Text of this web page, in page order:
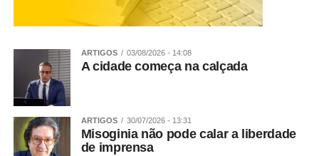
ARTIGOS 03/08/2026 - 14:08
A cidade começa na calçada
ARTIGOS 30/07/2026 - 13:31
Misoginia não pode calar a liberdade
de imprensa